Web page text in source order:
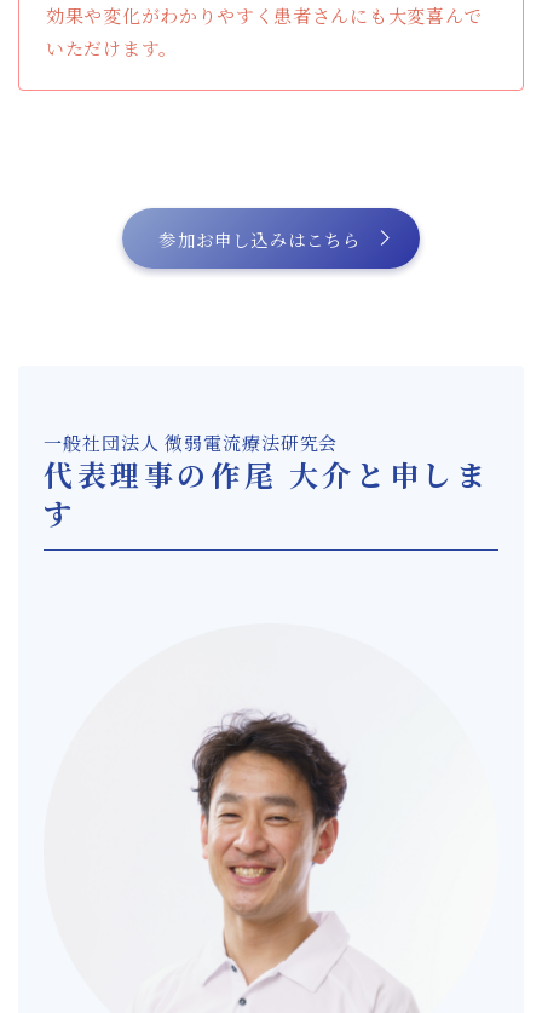
効果や変化がわかりやすく患者さんにも大変喜んで
いただけます。
参加お申し込みはこちら
一般社団法人 微弱電流療法研究会
代表理事の作尾 大介と申しま
す